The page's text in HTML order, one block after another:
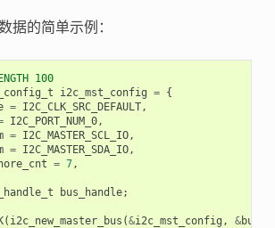
据的简单示例：
100
i2c_mst_config = {
= I2C_CLK_SRC_DEFAULT,
I2C_PORT_NUM_0,
= I2C_MASTER_SCL_IO,
= I2C_MASTER_SDA_IO,
= 7,
bus_handle;
( i2c_new_master_bus (&i2c_mst_config , &